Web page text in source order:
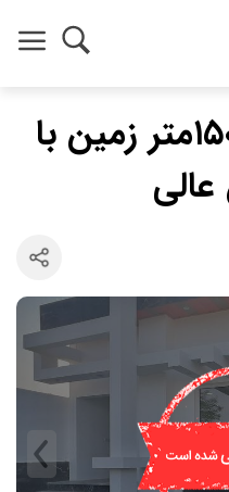
خرید ویلا فلت ۱۵۰متر زمین با